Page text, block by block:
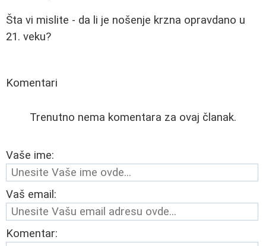
Šta vi mislite - da li je nošenje krzna opravdano u
21. veku?
Komentari
Trenutno nema komentara za ovaj članak.
Vaše ime:
Vaš email:
Komentar: